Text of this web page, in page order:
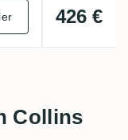
426 €
Collins